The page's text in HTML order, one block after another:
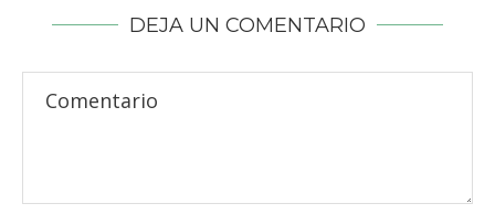
DEJA UN COMENTARIO